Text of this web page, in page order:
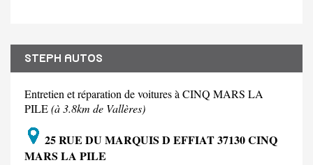
STEPH AUTOS
Entretien et réparation de voitures à CINQ MARS LA
PILE(à 3.8km de Vallères)
25 RUE DU MARQUIS D EFFIAT 37130 CINQ
MARS LA PILE